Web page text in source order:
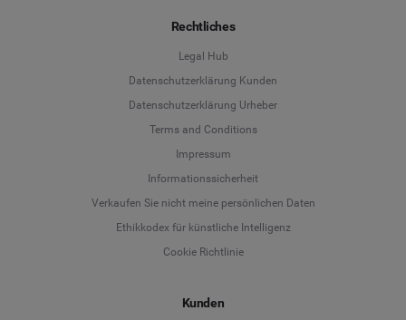
Rechtliches
Legal Hub
Datenschutzerklärung Kunden
Datenschutzerklärung Urheber
Terms and Conditions
Impressum
Informationssicherheit
Verkaufen Sie nicht meine persönlichen Daten
Ethikkodex für künstliche Intelligenz
Cookie Richtlinie
Kunden
Deutsch